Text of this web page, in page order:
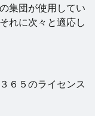
集団が使用してい
れに次々と適応し
６５のライセンス